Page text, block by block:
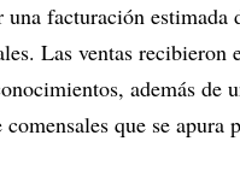
una facturación estimada
Las ventas recibieron
además de
comensales que se apura